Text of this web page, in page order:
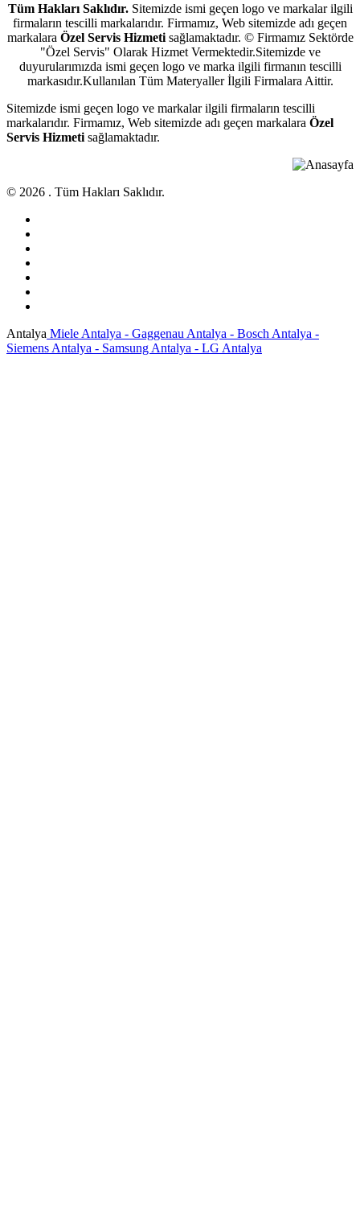
Tüm Hakları Saklıdır. Sitemizde ismi geçen logo ve markalar ilgili
firmaların tescilli markalarıdır. Firmamız, Web sitemizde adı geçen
markalara Özel Servis Hizmetisağlamaktadır. © Firmamız Sektörde
"Özel Servis" Olarak Hizmet Vermektedir.Sitemizde ve
duyurularımızda ismi geçen logo ve marka ilgili firmanın tescilli
markasıdır.Kullanılan Tüm Materyaller İlgili Firmalara Aittir.
Sitemizde ismi geçen logo ve markalar ilgili firmaların tescilli
markalarıdır. Firmamız, Web sitemizde adı geçen markalara Özel
Servis Hizmeti sağlamaktadır.
© 2026 . Tüm Hakları Saklıdır.
Antalya Miele Antalya - Gaggenau Antalya - Bosch Antalya -
Siemens Antalya - Samsung Antalya - LG Antalya